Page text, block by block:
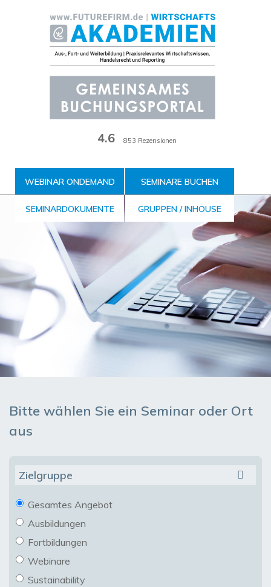
4.6 853 Rezensionen
WEBINAR ONDEMAND
SEMINARDOKUMENTE
SEMINARE BUCHEN
GRUPPEN / INHOUSE
Bitte wählen Sie ein Seminar oder Ort
aus
Zielgruppe
Gesamtes Angebot
Ausbildungen
Fortbildungen
Webinare
Sustainability